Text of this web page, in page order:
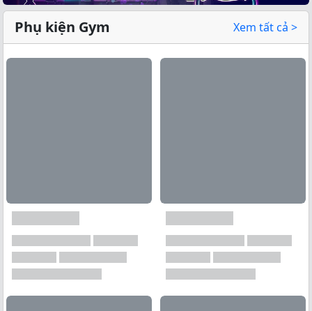
Xem tất cả →
Phụ kiện Gym Xem tất cả >